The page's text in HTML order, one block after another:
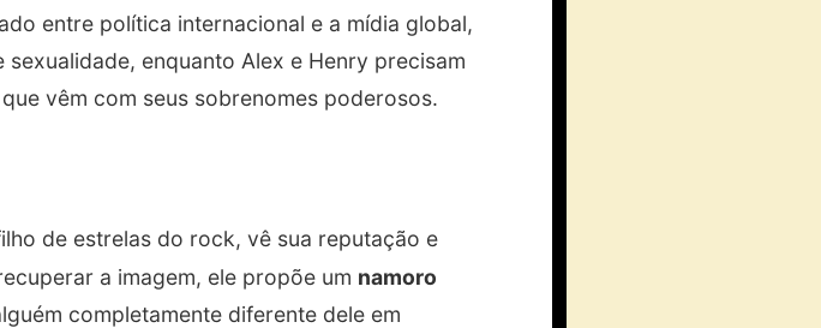
entre política internacional e a mídia global,
enquanto Alex e Henry precisam
vêm com seus sobrenomes poderosos.
de estrelas do rock, vê sua reputação e
a imagem, ele propõe um namoro
completamente diferente dele em